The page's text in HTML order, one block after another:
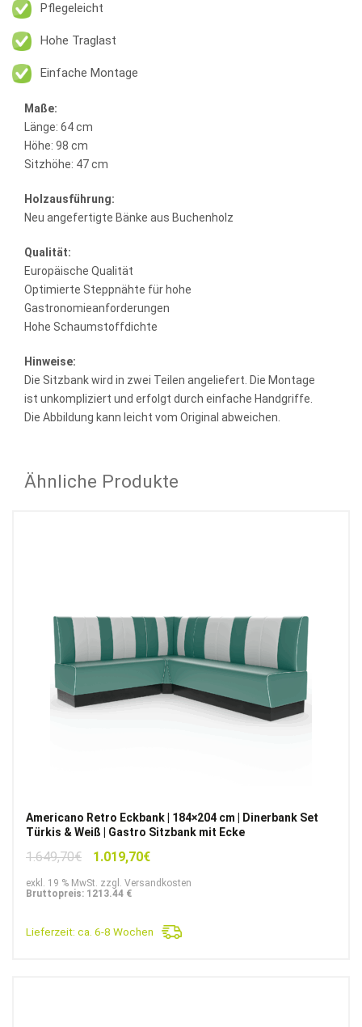
Pflegeleicht
Hohe Traglast
Einfache Montage
Maße:
Länge: 64 cm
Höhe: 98 cm
Sitzhöhe: 47 cm
Holzausführung:
Neu angefertigte Bänke aus Buchenholz
Qualität:
Europäische Qualität
Optimierte Steppnähte für hohe
Gastronomieanforderungen
Hohe Schaumstoffdichte
Hinweise:
Die Sitzbank wird in zwei Teilen angeliefert. Die Montage
ist unkompliziert und erfolgt durch einfache Handgriffe.
Die Abbildung kann leicht vom Original abweichen.
Ähnliche Produkte
Americano Retro Eckbank | 184×204 cm | Dinerbank Set
Türkis & Weiß | Gastro Sitzbank mit Ecke
1.649,70€
Ursprünglicher
war:
1.019,70€Aktueller
ist:
exkl. 19 % MwSt. zzgl. Versandkosten
Bruttopreis: 1213.44 €
Lieferzeit: ca. 6-8 Wochen